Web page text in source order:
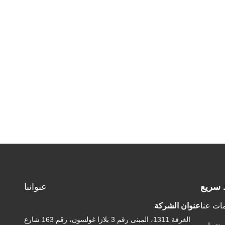
سريع
عنا
عنواننا
عنوان الشركة
الغرفة 1311، المبنى رقم 3 بلازا غولسون، رقم 163 شارع